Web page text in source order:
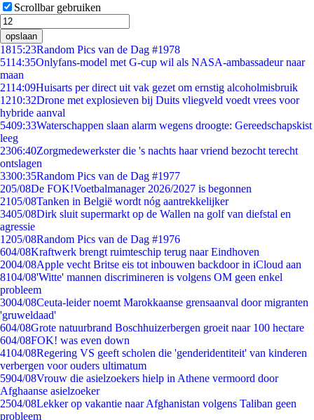
Scrollbar gebruiken
opslaan
1815:23Random Pics van de Dag #1978
5114:35Onlyfans-model met G-cup wil als NASA-ambassadeur naar
maan
2114:09Huisarts per direct uit vak gezet om ernstig alcoholmisbruik
1210:32Drone met explosieven bij Duits vliegveld voedt vrees voor
hybride aanval
5409:33Waterschappen slaan alarm wegens droogte: Gereedschapskist
leeg
2306:40Zorgmedewerkster die 's nachts haar vriend bezocht terecht
ontslagen
3300:35Random Pics van de Dag #1977
205/08De FOK!Voetbalmanager 2026/2027 is begonnen
2105/08Tanken in België wordt nóg aantrekkelijker
3405/08Dirk sluit supermarkt op de Wallen na golf van diefstal en
agressie
1205/08Random Pics van de Dag #1976
604/08Kraftwerk brengt ruimteschip terug naar Eindhoven
2004/08Apple vecht Britse eis tot inbouwen backdoor in iCloud aan
8104/08'Witte' mannen discrimineren is volgens OM geen enkel
probleem
3004/08Ceuta-leider noemt Marokkaanse grensaanval door migranten
'gruweldaad'
604/08Grote natuurbrand Boschhuizerbergen groeit naar 100 hectare
604/08FOK! was even down
4104/08Regering VS geeft scholen die 'genderidentiteit' van kinderen
verbergen voor ouders ultimatum
5904/08Vrouw die asielzoekers hielp in Athene vermoord door
Afghaanse asielzoeker
2504/08Lekker op vakantie naar Afghanistan volgens Taliban geen
probleem